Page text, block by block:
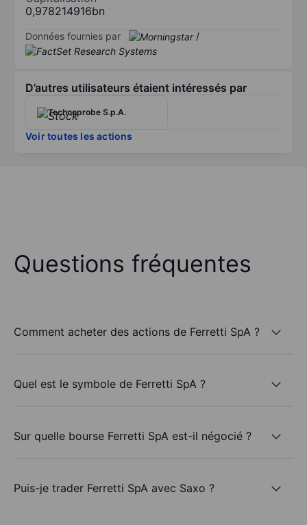
0,978214916bn
Données fournies par /
D’autres utilisateurs étaient intéressés par
Technoprobe S.p.A.
Voir toutes les actions
Questions fréquentes
Comment acheter des actions de Ferretti SpA ?
Quel est le symbole de Ferretti SpA ?
Sur quelle bourse Ferretti SpA est-il négocié ?
Puis-je trader Ferretti SpA avec Saxo ?